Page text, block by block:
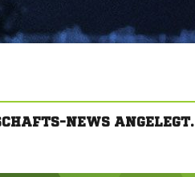
NEWS ANGELEGT.